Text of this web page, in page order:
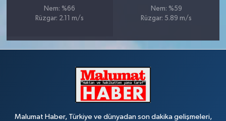
Nem: %66
Rüzgar: 2.11 m/s
Nem: %59
Rüzgar: 5.89 m/s
Malumat Haber, Türkiye ve dünyadan son dakika gelişmeleri,